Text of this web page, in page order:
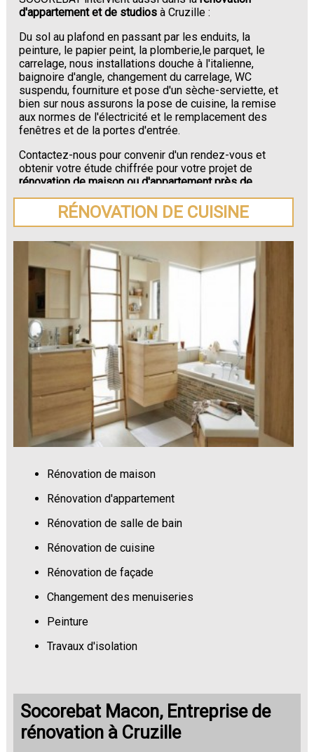
d'appartement et de studios à Cruzille :
Du sol au plafond en passant par les enduits, la
peinture, le papier peint, la plomberie,le parquet, le
carrelage, nous installations douche à l'italienne,
baignoire d'angle, changement du carrelage, WC
suspendu, fourniture et pose d'un sèche-serviette, et
bien sur nous assurons la pose de cuisine, la remise
aux normes de l'électricité et le remplacement des
fenêtres et de la portes d'entrée.
Contactez-nous pour convenir d'un rendez-vous et
obtenir votre étude chiffrée pour votre projet de
rénovation de maison ou d'appartement près de
Cruzille.
RÉNOVATION DE CUISINE
Rénovation de maison
Rénovation d'appartement
Rénovation de salle de bain
Rénovation de cuisine
Rénovation de façade
Changement des menuiseries
Peinture
Travaux d'isolation
Socorebat Macon, Entreprise de
rénovation à Cruzille